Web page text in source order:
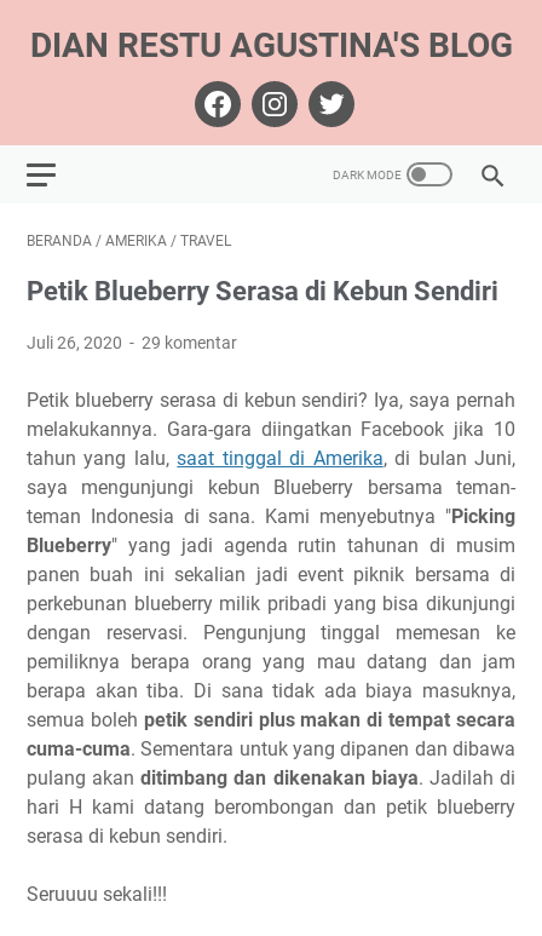
DIAN RESTU AGUSTINA'S BLOG
BERANDA / AMERIKA / TRAVEL
Petik Blueberry Serasa di Kebun Sendiri
Juli 26, 2020 29 komentar
Petik blueberry serasa di kebun sendiri? Iya, saya pernah
melakukannya. Gara-gara diingatkan Facebook jika 10
tahun yang lalu,saat tinggal di Amerika, di bulan Juni,
saya mengunjungi kebun Blueberry bersama teman-
teman Indonesia di sana. Kami menyebutnya "Picking
Blueberry" yang jadi agenda rutin tahunan di musim
panen buah ini sekalian jadi event piknik bersama di
perkebunan blueberry milik pribadi yang bisa dikunjungi
dengan reservasi. Pengunjung tinggal memesan ke
pemiliknya berapa orang yang mau datang dan jam
berapa akan tiba. Di sana tidak ada biaya masuknya,
semua boleh petik sendiri plus makan di tempat secara
cuma-cuma. Sementara untuk yang dipanen dan dibawa
pulang akanditimbang dan dikenakan biaya. Jadilah di
hari H kami datang berombongan dan petik blueberry
serasa di kebun sendiri.
Seruuuu sekali!!!